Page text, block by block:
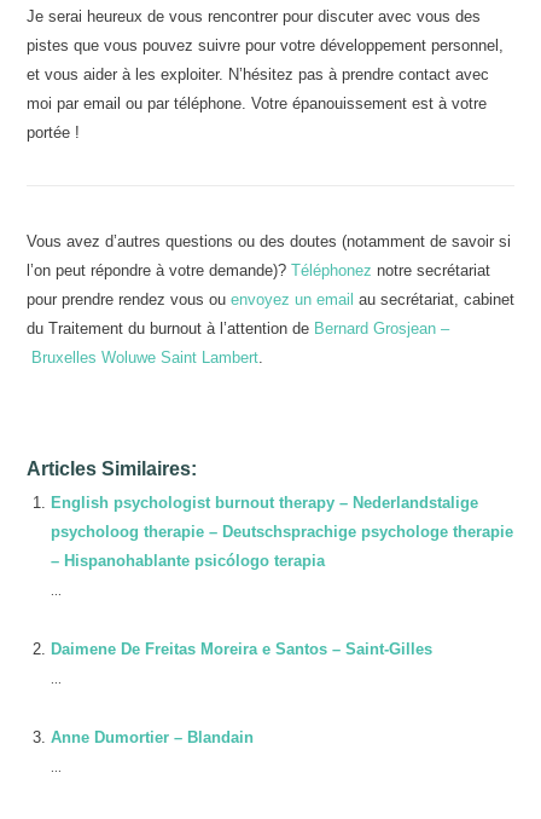
Je serai heureux de vous rencontrer pour discuter avec vous des
pistes que vous pouvez suivre pour votre développement personnel,
et vous aider à les exploiter. N’hésitez pas à prendre contact avec
moi par email ou par téléphone. Votre épanouissement est à votre
portée !
Vous avez d’autres questions ou des doutes (notamment de savoir si
l’on peut répondre à votre demande)? Téléphonez notre secrétariat
pour prendre rendez vous ou envoyez un email au secrétariat, cabinet
du Traitement du burnout à l’attention de Bernard Grosjean –
Bruxelles Woluwe Saint Lambert
Articles Similaires:
English psychologist burnout therapy – Nederlandstalige
psycholoog therapie – Deutschsprachige psychologe therapie
– Hispanohablante psicólogo terapia
Daimene De Freitas Moreira e Santos – Saint-Gilles
Anne Dumortier – Blandain